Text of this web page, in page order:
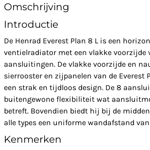
Omschrijving
Introductie
De Henrad Everest Plan 8 L is een
ventielradiator met een vlakke voorzijde
aansluitingen. De vlakke voorzijde en
sierrooster en zijpanelen van de Everest
een strak en tijdloos design. De 8
buitengewone flexibiliteit wat
betreft. Bovendien biedt hij bij de
alle types een uniforme wandafstand
Kenmerken